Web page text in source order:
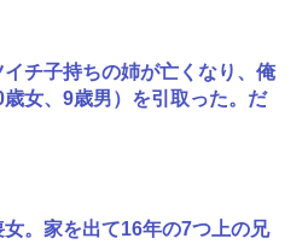
イチ子持ちの姉が亡くなり、俺
歳女、9歳男）を引取った。だ
。家を出て16年の7つ上の兄